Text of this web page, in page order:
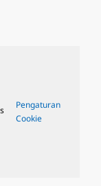
Pengaturan
Cookie